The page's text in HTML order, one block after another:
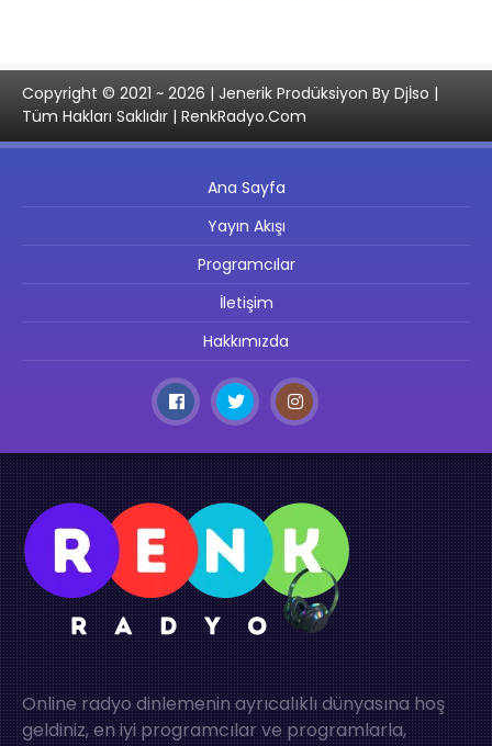
Copyright © 2021 ~ 2026 | Jenerik Prodüksiyon By Djİso |
Tüm Hakları Saklıdır | RenkRadyo.Com
Ana Sayfa
Yayın Akışı
Programcılar
İletişim
Hakkımızda
Online radyo dinlemenin ayrıcalıklı dünyasına hoş
geldiniz, en iyi programcılar ve programlarla,